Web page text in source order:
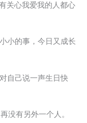
关心我爱我的人都心
小的事，今日又成长
自己说一声生日快
没有另外一个人。